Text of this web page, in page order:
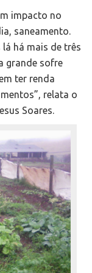
impacto no
saneamento.
há mais de três
grande sofre
ter renda
relata o
Soares.